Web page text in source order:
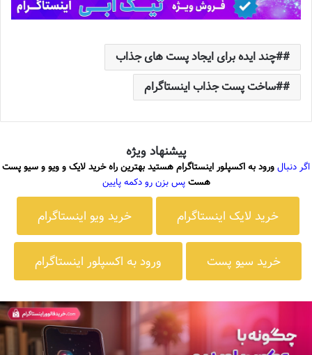
#چند ایده برای ایجاد پست های جذاب
#ساخت پست جذاب اینستاگرام
پیشنهاد ویژه
اگر دنبالورود به اکسپلور اینستاگرام هستید بهترین راه خرید لایک و ویو و سیو پست
هستپس بزن رو دکمه پایین
خرید لایک اینستاگرام خرید ویو اینستاگرام
خرید سیو پست ورود به اکسپلور اینستاگرام